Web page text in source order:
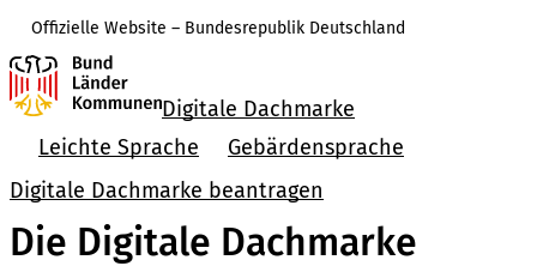
Offizielle Website – Bundesrepublik Deutschland
Digitale Dachmarke
Leichte Sprache
Gebärdensprache
Digitale Dachmarke beantragen
Die Digitale Dachmarke